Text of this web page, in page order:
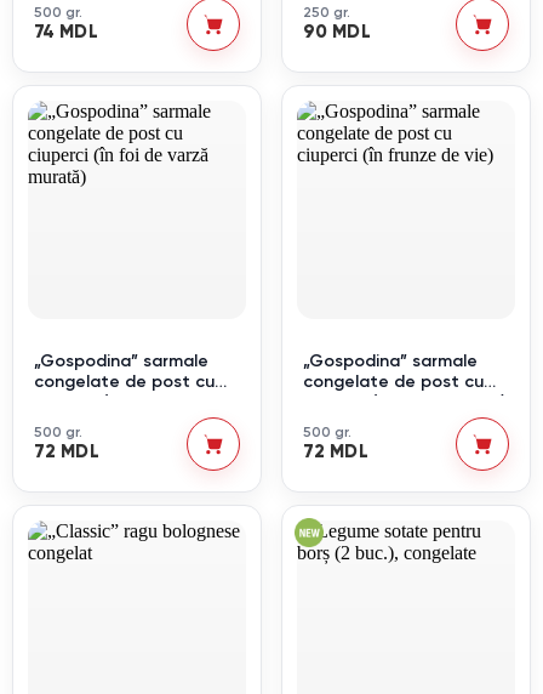
500 gr.
74 MDL
250 gr.
90 MDL
„Gospodina” sarmale
congelate de post cu
murată)
500 gr.
72 MDL
„Gospodina” sarmale
congelate de post cu
500 gr.
72 MDL